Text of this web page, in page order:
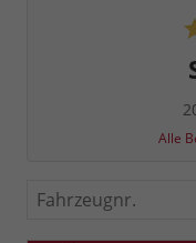
Alle
Fahrzeugnr.